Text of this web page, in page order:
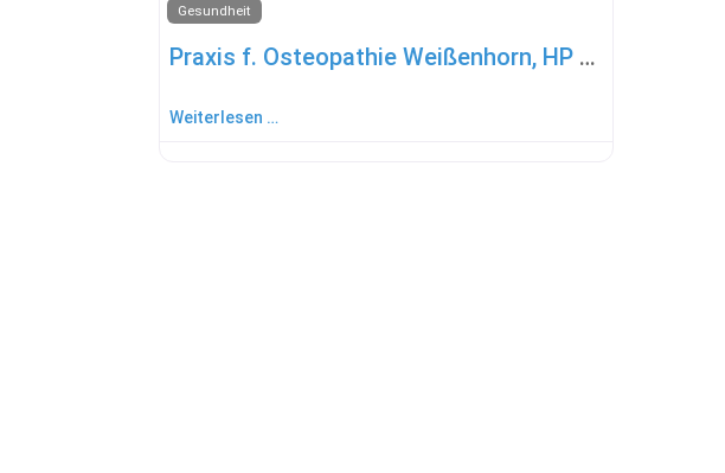
Gesundheit
Praxis f. Osteopathie Weißenhorn, HP Mirjam Scheuffele
Weiterlesen …